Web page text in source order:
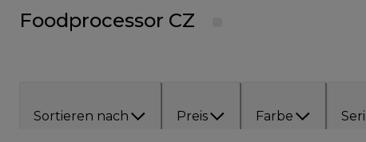
Foodprocessor CZ
Sortieren nach Preis Farbe